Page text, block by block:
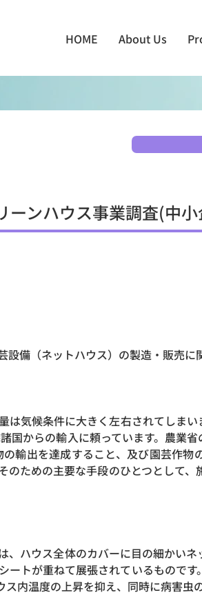
HOME About Us
ーンハウス事業調査(中
備（ネットハウス）の製造・販売に
は気候条件に大きく左右されてしま
国からの輸入に頼っています。農業
輸出を達成すること、及び園芸作物
ための主要な手段のひとつとして
ハウス全体のカバーに目の細かい
トが重ねて展張されているもので
内温度の上昇を抑え、同時に病害虫